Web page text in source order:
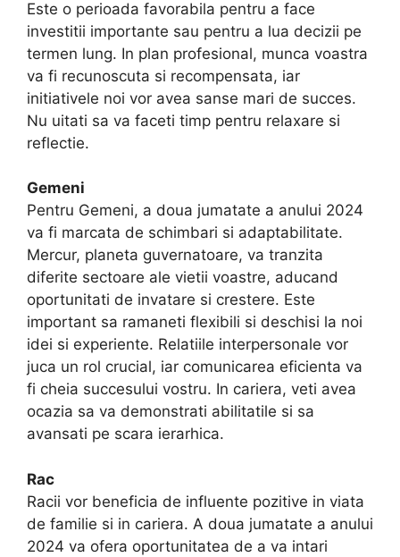
Este o perioada favorabila pentru a face
investitii importante sau pentru a lua decizii pe
termen lung. In plan profesional, munca voastra
va fi recunoscuta si recompensata, iar
initiativele noi vor avea sanse mari de succes.
Nu uitati sa va faceti timp pentru relaxare si
reflectie.
Gemeni
Pentru Gemeni, a doua jumatate a anului 2024
va fi marcata de schimbari si adaptabilitate.
Mercur, planeta guvernatoare, va tranzita
diferite sectoare ale vietii voastre, aducand
oportunitati de invatare si crestere. Este
important sa ramaneti flexibili si deschisi la noi
idei si experiente. Relatiile interpersonale vor
juca un rol crucial, iar comunicarea eficienta va
fi cheia succesului vostru. In cariera, veti avea
ocazia sa va demonstrati abilitatile si sa
avansati pe scara ierarhica.
Rac
Racii vor beneficia de influente pozitive in viata
de familie si in cariera. A doua jumatate a anului
2024 va ofera oportunitatea de a va intari